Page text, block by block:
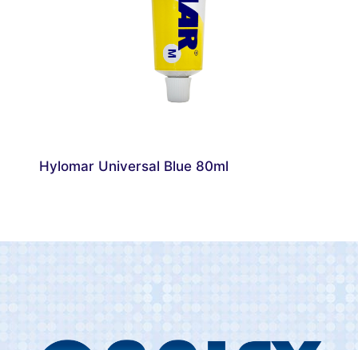
Hylomar Universal Blue 80ml